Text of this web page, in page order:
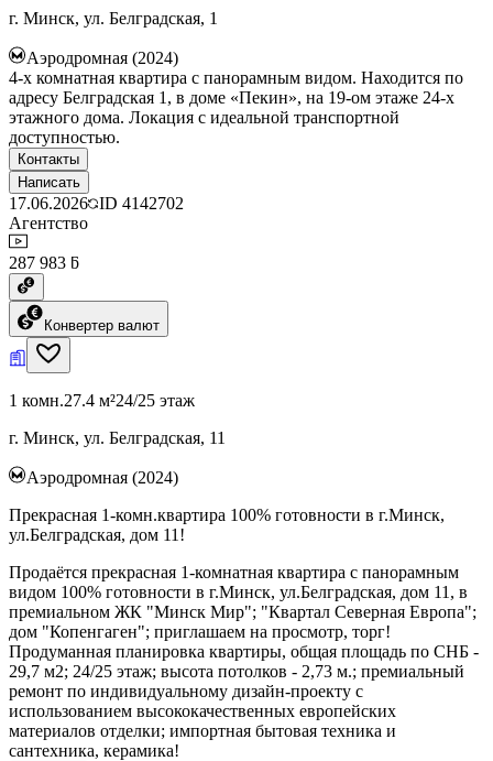
г. Минск, ул. Белградская, 1
Аэродромная (2024)
4-х комнатная квартира с панорамным видом. Находится по
адресу Белградская 1, в доме «Пекин», на 19-ом этаже 24-х
этажного дома. Локация с идеальной транспортной
доступностью.
Контакты
Написать
17.06.2026 ID 4142702
Агентство
287 983 ƃ
Конвертер валют
1 комн.27.4 м²24/25 этаж
г. Минск, ул. Белградская, 11
Аэродромная (2024)
Прекрасная 1-комн.квартира 100% готовности в г.Минск,
ул.Белградская, дом 11!
Продаётся прекрасная 1-комнатная квартира с панорамным
видом 100% готовности в г.Минск, ул.Белградская, дом 11, в
премиальном ЖК "Минск Мир"; "Квартал Северная Европа";
дом "Копенгаген"; приглашаем на просмотр, торг!
Продуманная планировка квартиры, общая площадь по СНБ -
29,7 м2; 24/25 этаж; высота потолков - 2,73 м.; премиальный
ремонт по индивидуальному дизайн-проекту с
использованием высококачественных европейских
материалов отделки; импортная бытовая техника и
сантехника, керамика!